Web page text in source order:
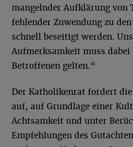
mangelnder Aufklärung von
fehlender Zuwendung zu
schnell beseitigt werden.
Aufmerksamkeit muss dabei
Betroffenen gelten.“
Der Katholikenrat fordert
auf, auf Grundlage einer
Achtsamkeit und unter
Empfehlungen des